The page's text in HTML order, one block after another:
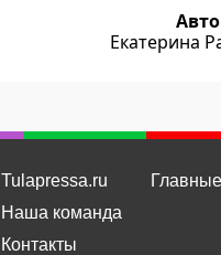
Екатерина
Tulapressa.ru
Наша команда
Контакты